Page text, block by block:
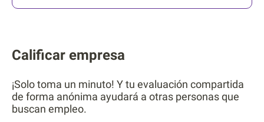
Calificar empresa
¡Solo toma un minuto! Y tu evaluación compartida
de forma anónima ayudará a otras personas que
buscan empleo.